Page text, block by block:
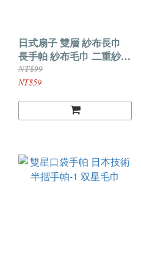
日式扇子 雙層 紗布長巾
長手帕 紗布毛巾 二重紗紗
布
NT$99
NT$59